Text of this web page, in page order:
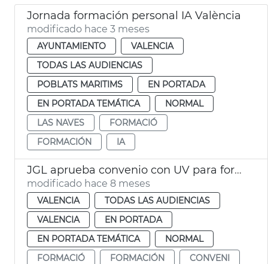
Jornada formación personal IA València
modificado hace 3 meses
AYUNTAMIENTO
VALENCIA
TODAS LAS AUDIENCIAS
POBLATS MARITIMS
EN PORTADA
EN PORTADA TEMÁTICA
NORMAL
LAS NAVES
FORMACIÓ
FORMACIÓN
IA
JGL aprueba convenio con UV para formación análisis estadístico de la información
modificado hace 8 meses
VALENCIA
TODAS LAS AUDIENCIAS
VALENCIA
EN PORTADA
EN PORTADA TEMÁTICA
NORMAL
FORMACIÓ
FORMACIÓN
CONVENI